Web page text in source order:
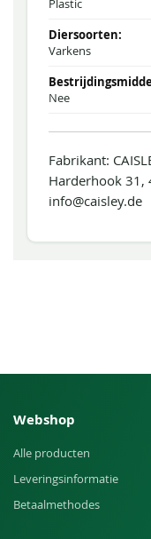
Plastic
Varkens
Nee
Fabrikant:
Harderhook 31,
info@caisley.de
Webshop
Alle producten
Leveringsinformatie
Betaalmethodes